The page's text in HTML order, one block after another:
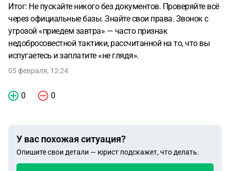
Итог: Не пускайте никого без документов. Проверяйте всё
через официальные базы. Знайте свои права. Звонок с
угрозой «приедем завтра» — часто признак
недобросовестной тактики, рассчитанной на то, что вы
испугаетесь и заплатите «не глядя».
05 февраля, 12:24
0 0
У вас похожая ситуация?
Опишите свои детали — юрист подскажет, что делать.